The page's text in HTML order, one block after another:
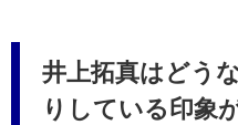
井上拓真はどう
りしている印象